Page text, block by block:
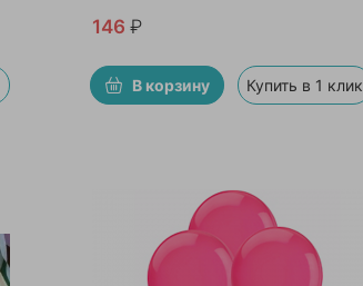
146 ₽
В корзину Купить в 1 клик